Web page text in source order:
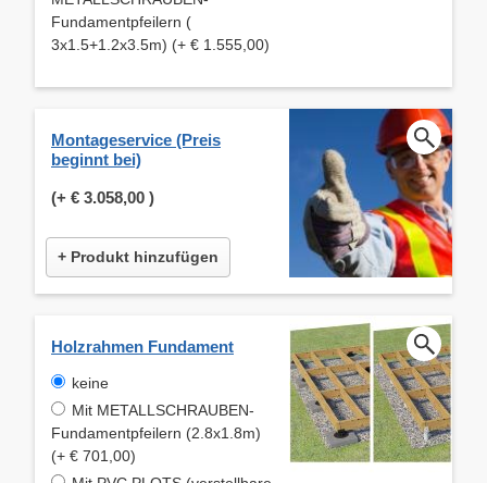
Fundamentpfeilern (
3x1.5+1.2x3.5m) (+ € 1.555,00)
Montageservice (Preis
beginnt bei)
(+ € 3.058,00 )
+ Produkt hinzufügen
Holzrahmen Fundament
keine
Mit METALLSCHRAUBEN-
Fundamentpfeilern (2.8x1.8m)
(+ € 701,00)